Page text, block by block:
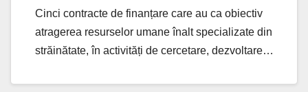
câștigate de UTCN
Cinci contracte de finanțare care au ca obiectiv
atragerea resurselor umane înalt specializate din
străinătate, în activități de cercetare, dezvoltare…